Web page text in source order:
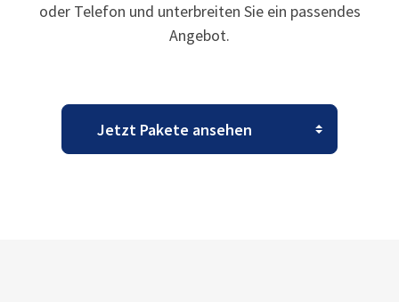
oder Telefon und unterbreiten Sie ein passendes
Angebot.